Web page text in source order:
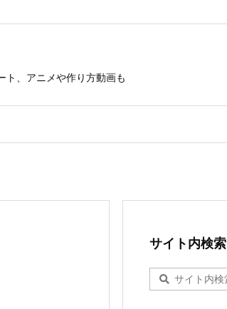
ト、アニメや作り方動画も
サイト内検索